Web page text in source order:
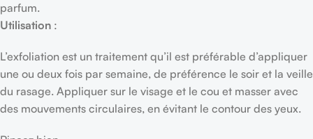
parfum.
Utilisation :
L’exfoliation est un traitement qu’il est préférable d’appliquer
une ou deux fois par semaine, de préférence le soir et la veille
du rasage. Appliquer sur le visage et le cou et masser avec
des mouvements circulaires, en évitant le contour des yeux.